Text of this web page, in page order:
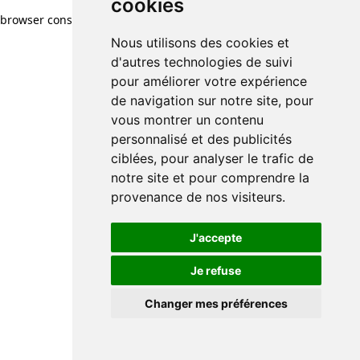
cookies
Nous utilisons des cookies et
d'autres technologies de suivi
pour améliorer votre expérience
de navigation sur notre site, pour
vous montrer un contenu
personnalisé et des publicités
ciblées, pour analyser le trafic de
notre site et pour comprendre la
provenance de nos visiteurs.
J'accepte
Je refuse
Changer mes préférences
browser console for more information)